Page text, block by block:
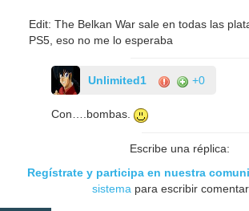
Edit: The Belkan War sale en todas las
PS5, eso no me lo esperaba
Unlimited1 +0
Con….bombas.
Escribe una réplica:
Regístrate y participa en nuestra
sistema para escribir